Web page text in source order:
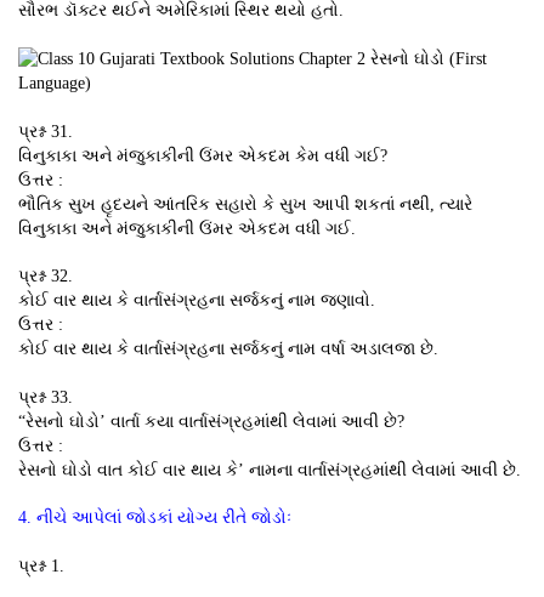
સૌરભ ડૉક્ટર થઈને અમેરિકામાં સ્થિર થયો હતો.
પ્રશ્ન 31.
વિનુકાકા અને મંજુકાકીની ઉંમર એકદમ કેમ વધી ગઈ?
ઉત્તર :
ભૌતિક સુખ હૃદયને આંતરિક સહારો કે સુખ આપી શકતાં નથી, ત્યારે
વિનુકાકા અને મંજુકાકીની ઉંમર એકદમ વધી ગઈ.
પ્રશ્ન 32.
કોઈ વાર થાય કે વાર્તાસંગ્રહના સર્જકનું નામ જણાવો.
ઉત્તર :
કોઈ વાર થાય કે વાર્તાસંગ્રહના સર્જકનું નામ વર્ષા અડાલજા છે.
પ્રશ્ન 33.
“રેસનો ઘોડો’ વાર્તા કયા વાર્તાસંગ્રહમાંથી લેવામાં આવી છે?
ઉત્તર :
રેસનો ઘોડો વાત કોઈ વાર થાય કે’ નામના વાર્તાસંગ્રહમાંથી લેવામાં આવી છે.
4. નીચે આપેલાં જોડકાં યોગ્ય રીતે જોડોઃ
પ્રશ્ન 1.